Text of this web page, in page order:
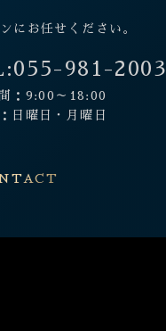
にお任せください。
055-981-2003
：9:00～18:00
日曜日・月曜日